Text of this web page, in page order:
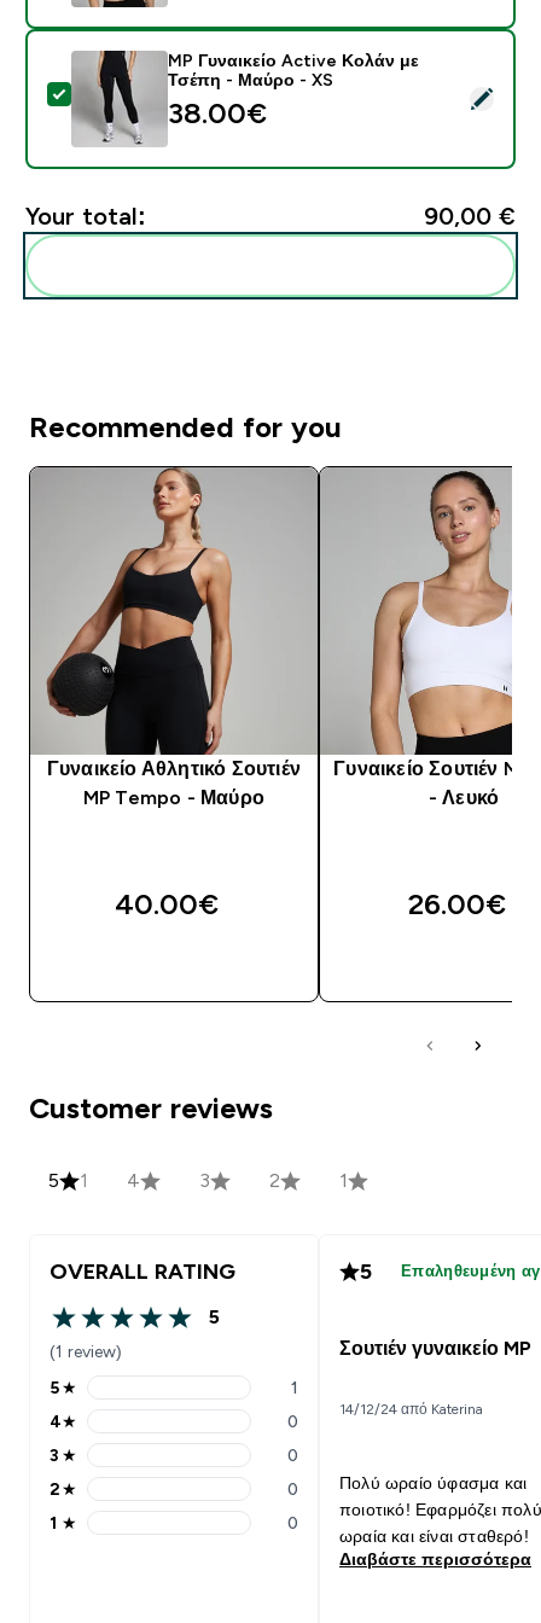
Select this product - MP Γυναικείο Active Κολάν με
MP Γυναικείο Active Κολάν με
Τσέπη - Μαύρο - XS
38.00€‎
Your total: 90,00 €‎
Recommended for you
Γυναικείο Αθλητικό Σουτιέν
MP Tempo - Μαύρο
40.00€‎
Γυναικείο Σουτιέν MP
- Λευκό
26.00€‎
Customer reviews
5 1 4 3 2 1
OVERALL RATING
5 out of 5 stars
5
(1 review)
5 stars rating 1 reviews
5★ 1
4 stars rating 0 reviews
4★ 0
3 stars rating 0 reviews
3 ★ 0
2 stars rating 0 reviews
2★ 0
1 stars rating 0 reviews
1 ★ 0
5 Επαληθευμένη
Σουτιέν γυναικείο MP
14/12/24 από Katerina
Πολύ ωραίο ύφασμα και
ποιοτικό! Εφαρμόζει πολύ
ωραία και είναι σταθερό!
Διαβάστε περισσότερα